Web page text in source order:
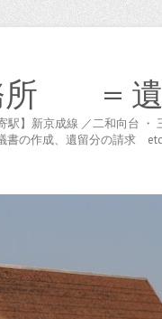
所 = 遺
】新京成線 ／二和向台
書の作成、遺留分の請求